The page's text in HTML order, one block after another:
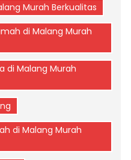
Murah Berkualitas
di Malang Murah
di Malang Murah
di Malang Murah